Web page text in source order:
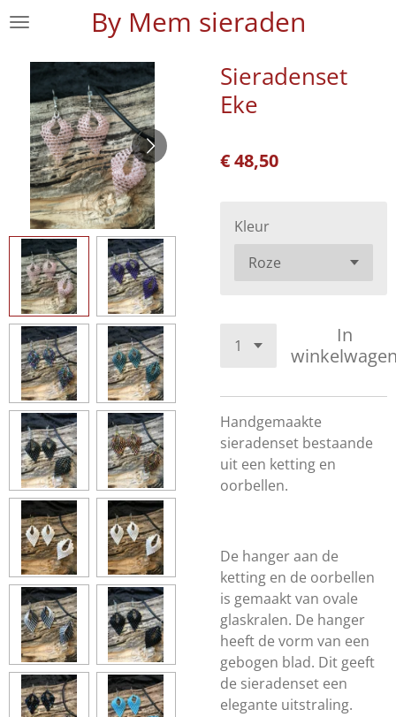
Ga
naar
hoofdinhoud
By Mem sieraden
Sieradenset
Eke
€ 48,50
Kleur
In
Handgemaakte
sieradenset bestaande
uit een ketting en
oorbellen.
De hanger aan de
ketting en de oorbellen
is gemaakt van ovale
glaskralen. De hanger
heeft de vorm van een
gebogen blad. Dit geeft
de sieradenset een
elegante uitstraling.